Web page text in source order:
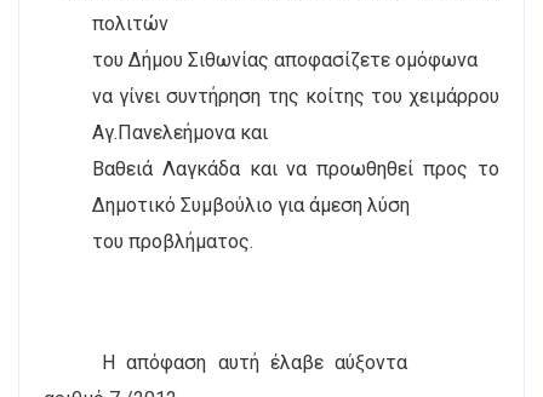
πολιτών
του Δήμου Σιθωνίας αποφασίζετε ομόφωνα
να γίνει συντήρηση της κοίτης του χειμάρρου
Αγ.Πανελεήμονα και
Βαθειά Λαγκάδα και να προωθηθεί προς το
Δημοτικό Συμβούλιο για άμεση λύση
του προβλήματος.
Η απόφαση αυτή έλαβε αύξοντα